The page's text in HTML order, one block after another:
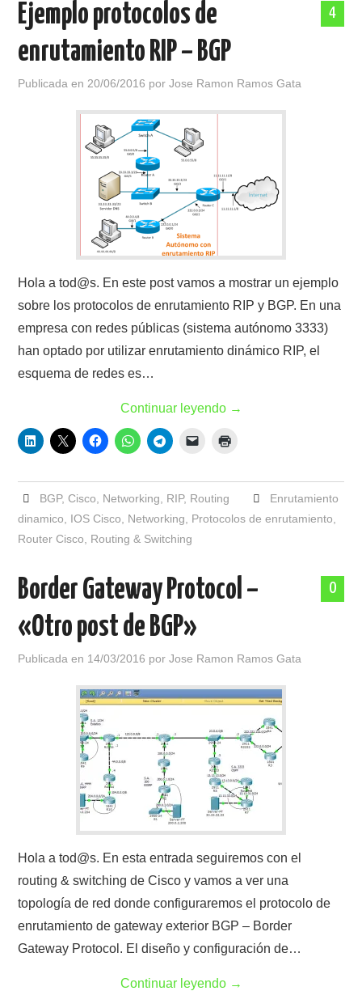
POLÍTICA DE PRIVACIDAD
4
Ejemplo protocolos de
enrutamiento RIP – BGP
Publicada en 20/06/2016 porJose Ramon Ramos Gata
Hola a tod@s. En este post vamos a mostrar un ejemplo
sobre los protocolos de enrutamiento RIP y BGP. En una
empresa con redes públicas (sistema autónomo 3333)
han optado por utilizar enrutamiento dinámico RIP, el
esquema de redes es…
Continuar leyendo →
BGP, Cisco Networking RIP, Routing
Enrutamiento
dinamico
IOS Cisco Networking Protocolos de enrutamiento
Router Cisco
Routing & Switching
0
Border Gateway Protocol –
«Otro post de BGP»
Publicada en 14/03/2016 porJose Ramon Ramos Gata
Hola a tod@s. En esta entrada seguiremos con el
routing & switching de Cisco y vamos a ver una
topología de red donde configuraremos el protocolo de
enrutamiento de gateway exterior BGP – Border
Gateway Protocol. El diseño y configuración de…
Continuar leyendo →